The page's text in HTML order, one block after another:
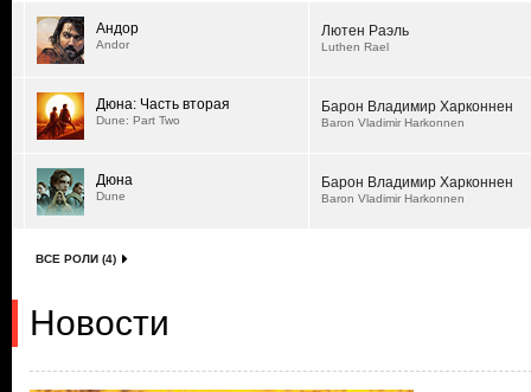
Андор
Andor
Лютен Раэль
Luthen Rael
Дюна: Часть вторая
Dune: Part Two
Барон Владимир Харконнен
Baron Vladimir Harkonnen
Дюна
Dune
Барон Владимир Харконнен
Baron Vladimir Harkonnen
ВСЕ РОЛИ (4)
Новости